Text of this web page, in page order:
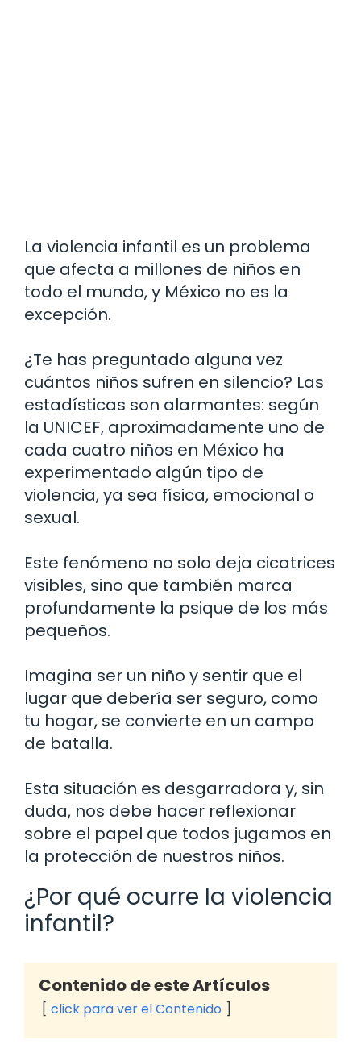
La violencia infantil es un problema
que afecta a millones de niños en
todo el mundo, y México no es la
excepción.
¿Te has preguntado alguna vez
cuántos niños sufren en silencio? Las
estadísticas son alarmantes: según
la UNICEF, aproximadamente uno de
cada cuatro niños en México ha
experimentado algún tipo de
violencia, ya sea física, emocional o
sexual.
Este fenómeno no solo deja cicatrices
visibles, sino que también marca
profundamente la psique de los más
pequeños.
Imagina ser un niño y sentir que el
lugar que debería ser seguro, como
tu hogar, se convierte en un campo
de batalla.
Esta situación es desgarradora y, sin
duda, nos debe hacer reflexionar
sobre el papel que todos jugamos en
la protección de nuestros niños.
¿Por qué ocurre la violencia
infantil?
Contenido de este Artículos
click para ver el Contenido